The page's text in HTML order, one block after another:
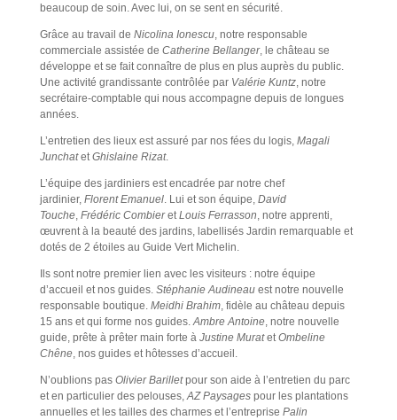
beaucoup de soin. Avec lui, on se sent en sécurité.
Grâce au travail de Nicolina Ionescu, notre responsable
commerciale assistée de Catherine Bellanger, le château se
développe et se fait connaître de plus en plus auprès du public.
Une activité grandissante contrôlée par Valérie Kuntz, notre
secrétaire-comptable qui nous accompagne depuis de longues
années.
L’entretien des lieux est assuré par nos fées du logis, Magali
Junchatet Ghislaine Rizat.
L’équipe des jardiniers est encadrée par notre chef
jardinier, Florent Emanuel. Lui et son équipe, David
Touche, Frédéric Combieret Louis Ferrasson , notre apprenti,
œuvrent à la beauté des jardins, labellisés Jardin remarquable et
dotés de 2 étoiles au Guide Vert Michelin.
Ils sont notre premier lien avec les visiteurs : notre équipe
d’accueil et nos guides. Stéphanie Audineauest notre nouvelle
responsable boutique. Meidhi Brahim, fidèle au château depuis
15 ans et qui forme nos guides. Ambre Antoine, notre nouvelle
guide, prête à prêter main forte à Justine MuratetOmbeline
Chêne, nos guides et hôtesses d’accueil.
N’oublions pas Olivier Barilletpour son aide à l’entretien du parc
et en particulier des pelouses, AZ Paysagespour les plantations
annuelles et les tailles des charmes et l’entreprise Palin